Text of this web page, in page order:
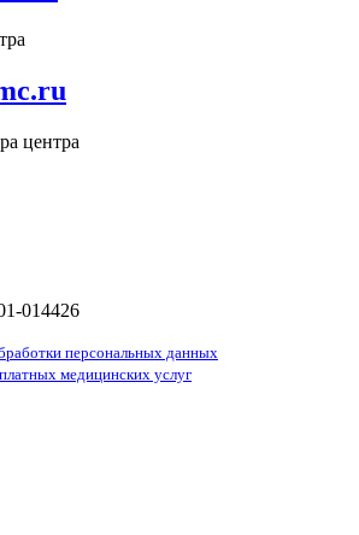
центра
014426
персональных данных
медицинских услуг